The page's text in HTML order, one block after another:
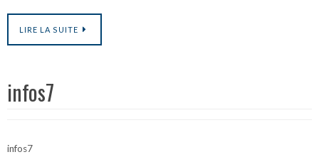
LIRE LA SUITE
infos7
infos7